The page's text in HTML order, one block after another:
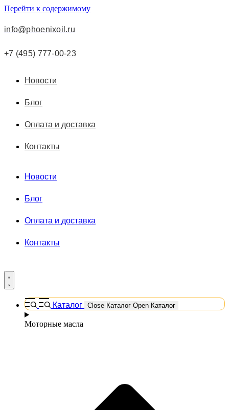
Перейти к содержимому
info@phoenixoil.ru
+7 (495) 777-00-23
Новости
Блог
Оплата и доставка
Контакты
Новости
Блог
Оплата и доставка
Контакты
Каталог Close Каталог Open Каталог
Моторные масла